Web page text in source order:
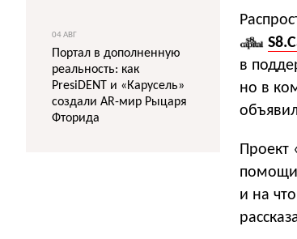
в
но в
Проект
и на
04 АВГ
Портал в дополненную
реальность: как
PresiDENT и «Карусель»
создали AR-мир Рыцаря
Фторида